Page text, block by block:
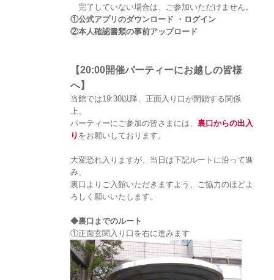
完了していない場合は、ご参加いただけません。
①公式アプリのダウンロード ・ログイン
②本人確認書類の事前アップロード
【20:00開催パーティーにお越しの皆様
へ】
当館では19:30以降、正面入り口が閉鎖する関係
上、
パーティーにご参加の皆さまには、 裏口からの出入
り をお願いしております。
大変恐れ入りますが、当日は下記ルートに沿って進
み、
裏口よりご入館いただきますよう、ご協力のほどよ
ろしく願いいたします。
◆裏口までのルート
①正面玄関入り口を右に進みます